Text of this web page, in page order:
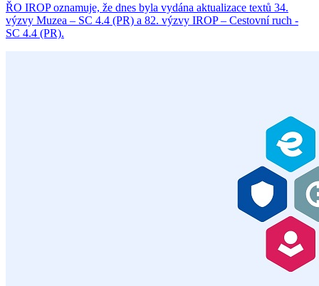
ŘO IROP oznamuje, že dnes byla vydána aktualizace textů 34.
výzvy Muzea – SC 4.4 (PR) a 82. výzvy IROP – Cestovní ruch -
SC 4.4 (PR).